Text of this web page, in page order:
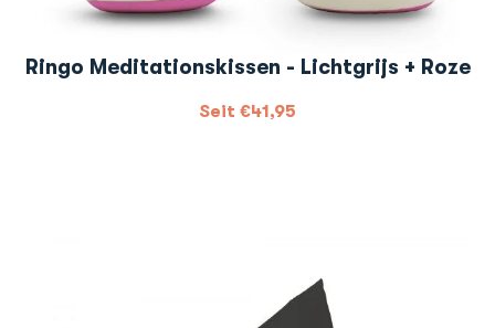
Ringo Meditationskissen - Lichtgrijs + Roze
Seit €41,95